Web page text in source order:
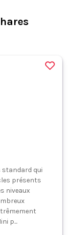
standard qui
présents
niveaux
p...